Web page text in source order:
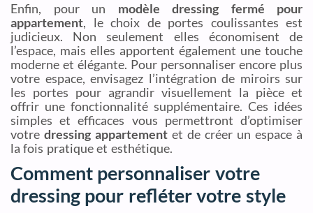
Enfin, pour un modèle dressing fermé pour
appartement, le choix de portes coulissantes est
judicieux. Non seulement elles économisent de
l’espace, mais elles apportent également une touche
moderne et élégante. Pour personnaliser encore plus
votre espace, envisagez l’intégration de miroirs sur
les portes pour agrandir visuellement la pièce et
offrir une fonctionnalité supplémentaire. Ces idées
simples et efficaces vous permettront d’optimiser
votre dressing appartement et de créer un espace à
la fois pratique et esthétique.
Comment personnaliser votre
dressing pour refléter votre style